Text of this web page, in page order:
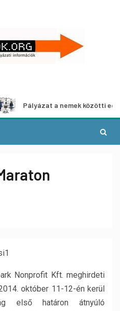
a nemek közötti egyenlőség
Nonprofit Kft. meghirdeti
október 11-12-én kerül
első határon átnyúló